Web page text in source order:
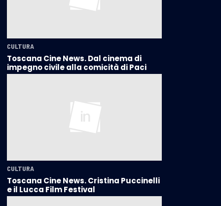
CULTURA
Toscana Cine News. Dal cinema di
impegno civile alla comicità di Paci
CULTURA
Toscana Cine News. Cristina Puccinelli
e il Lucca Film Festival